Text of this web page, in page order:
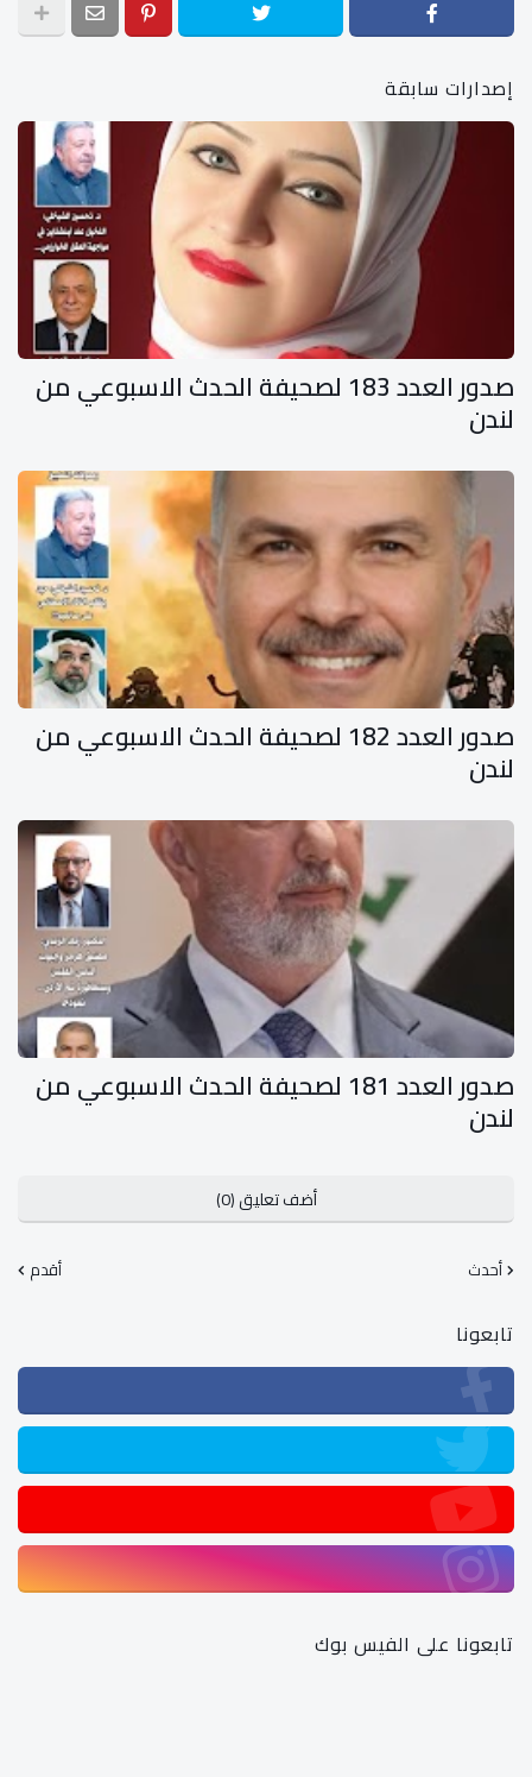
إصدارات سابقة
صدور العدد 183 لصحيفة الحدث الاسبوعي من
لندن
صدور العدد 182 لصحيفة الحدث الاسبوعي من
لندن
صدور العدد 181 لصحيفة الحدث الاسبوعي من
لندن
أضف تعليق (0)
أحدث أقدم
تابعونا
تابعونا على الفيس بوك